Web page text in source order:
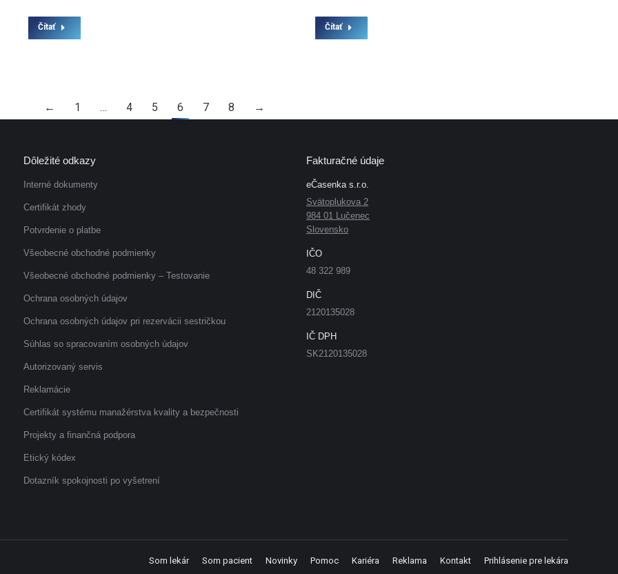
Čítať Čítať
← 1 … 4 5 6 7 8 →
Dôležité odkazy
Interné dokumenty
Certifikát zhody
Potvrdenie o platbe
Všeobecné obchodné podmienky
Všeobecné obchodné podmienky – Testovanie
Ochrana osobných údajov
Ochrana osobných údajov pri rezervácii sestričkou
Súhlas so spracovaním osobných údajov
Autorizovaný servis
Reklamácie
Certifikát systému manažérstva kvality a bezpečnosti
Projekty a finančná podpora
Etický kódex
Dotazník spokojnosti po vyšetrení
Fakturačné údaje
eČasenka s.r.o.
Svätoplukova 2
984 01 Lučenec
Slovensko
IČO
48 322 989
DIČ
2120135028
IČ DPH
SK2120135028
Som lekár Som pacient Novinky Pomoc Kariéra Reklama Kontakt Prihlásenie pre lekára